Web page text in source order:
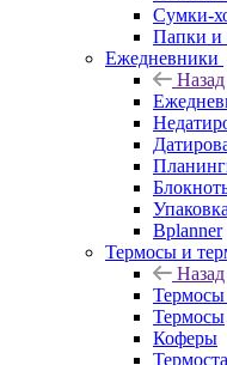
Сумки-
Папки и
Ежедневники
Назад
Bplanner
Термосы и
Назад
Термосы
Термосы
Коферы